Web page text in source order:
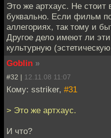
Это же артхаус. Не стоит
буквально. Если фильм
аллегориях, так тому и
Другое дело имеют ли
культурную
Goblin »
#32 | 12.11.08 11:07
Кому: sstriker, #31
> Это же артхаус.
И что?